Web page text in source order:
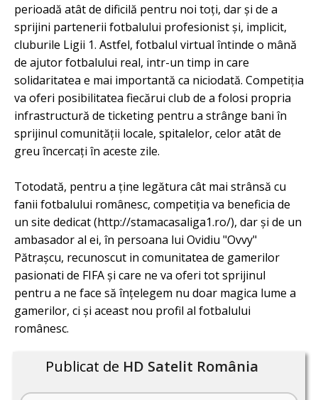
perioadă atât de dificilă pentru noi toți, dar și de a
sprijini partenerii fotbalului profesionist și, implicit,
cluburile Ligii 1. Astfel, fotbalul virtual întinde o mână
de ajutor fotbalului real, intr-un timp in care
solidaritatea e mai importantă ca niciodată. Competiția
va oferi posibilitatea fiecărui club de a folosi propria
infrastructură de ticketing pentru a strânge bani în
sprijinul comunității locale, spitalelor, celor atât de
greu încercați în aceste zile.
Totodată, pentru a ține legătura cât mai strânsă cu
fanii fotbalului românesc, competiția va beneficia de
un site dedicat (http://stamacasaliga1.ro/), dar și de un
ambasador al ei, în persoana lui Ovidiu "Ovvy"
Pătrașcu, recunoscut in comunitatea de gamerilor
pasionati de FIFA și care ne va oferi tot sprijinul
pentru a ne face să înțelegem nu doar magica lume a
gamerilor, ci și aceast nou profil al fotbalului
românesc.
Publicat de HD Satelit România